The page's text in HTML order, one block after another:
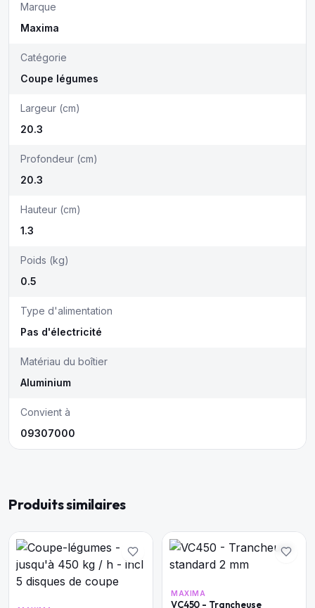
Marque
Maxima
Catégorie
Coupe légumes
Largeur (cm)
20.3
Profondeur (cm)
20.3
Hauteur (cm)
1.3
Poids (kg)
0.5
Type d'alimentation
Pas d'électricité
Matériau du boîtier
Aluminium
Convient à
09307000
Produits similaires
MAXIMA
VC450 - Trancheuse